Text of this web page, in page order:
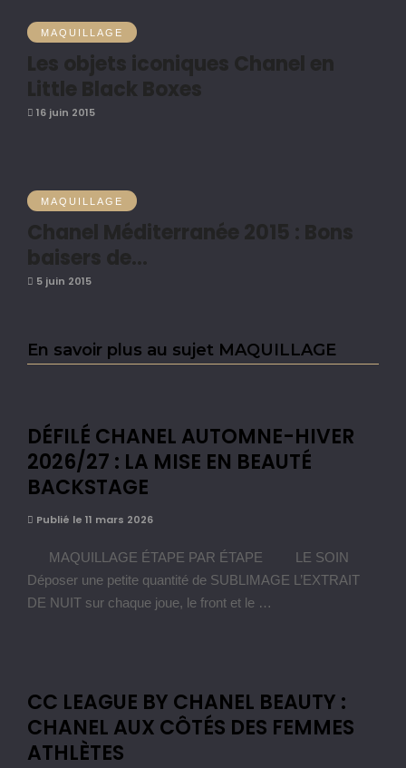
MAQUILLAGE
Les objets iconiques Chanel en
Little Black Boxes
16 juin 2015
MAQUILLAGE
Chanel Méditerranée 2015 : Bons
baisers de…
5 juin 2015
En savoir plus au sujet MAQUILLAGE
DÉFILÉ CHANEL AUTOMNE-HIVER
2026/27 : LA MISE EN BEAUTÉ
BACKSTAGE
Publié le 11 mars 2026
MAQUILLAGE ÉTAPE PAR ÉTAPE LE SOIN
Déposer une petite quantité de SUBLIMAGE L’EXTRAIT
DE NUIT sur chaque joue, le front et le …
CC LEAGUE BY CHANEL BEAUTY :
CHANEL AUX CÔTÉS DES FEMMES
ATHLÈTES